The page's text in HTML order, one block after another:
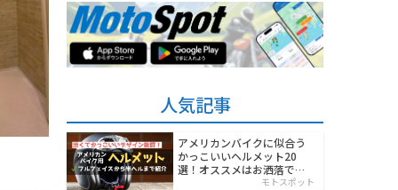
人気記事
アメリカンバイクに似合う
かっこいいヘルメット20
選！オススメはお洒落でワ
モトスポット